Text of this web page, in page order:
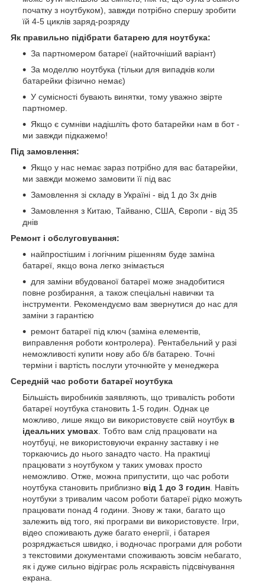
початку з ноутбуком), завжди потрібно спершу зробити
їй 4-5 циклів заряд-розряду
Як правильно підібрати батарею для ноутбука:
За партномером батареї (найточніший варіант)
За моделлю ноутбука (тільки для випадків коли
батарейки фізично немає)
У сумісності бувають винятки, тому уважно звірте
партномер.
Якщо є сумніви надішліть фото батарейки нам в бот -
ми завжди підкажемо!
Під замовлення:
Якщо у нас немає зараз потрібно для вас батарейки,
ми завжди можемо замовити її під вас
Замовлення зі складу в Україні - від 1 до 3х днів
Замовлення з Китаю, Тайваню, США, Європи - від 35
днів
Ремонт і обслуговування:
найпростішим і логічним рішенням буде заміна
батареї, якщо вона легко знімається
для заміни вбудованої батареї може знадобитися
повне розбирання, а також спеціальні навички та
інструменти. Рекомендуємо вам звернутися до нас для
заміни з гарантією
ремонт батареї під ключ (заміна елементів,
виправлення роботи контролера). Рентабельний у разі
неможливості купити нову або б/в батарею. Точні
терміни і вартість послуги уточнюйте у менеджера
Середній час роботи батареї ноутбука
Більшість виробників заявляють, що тривалість роботи
батареї ноутбука становить 1-5 годин. Однак це
можливо, лише якщо ви використовуєте свій ноутбук в
ідеальних умовах . Тобто вам слід працювати на
ноутбуці, не використовуючи екранну заставку і не
торкаючись до нього занадто часто. На практиці
працювати з ноутбуком у таких умовах просто
неможливо. Отже, можна припустити, що час роботи
ноутбука становить приблизно від 1 до 3 годин . Навіть
ноутбуки з тривалим часом роботи батареї рідко можуть
працювати понад 4 години. Знову ж таки, багато що
залежить від того, які програми ви використовуєте. Ігри,
відео споживають дуже багато енергії, і батарея
розряджається швидко, і водночас програми для роботи
з текстовими документами споживають зовсім небагато,
як і дуже сильно відіграє роль яскравість підсвічування
екрана.